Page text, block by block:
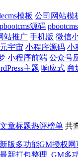
模板 公司网站模
pbootcms源码
站推广 手机版 微信
元宇宙 小程序源码 小
小程序前端 公众号
主题 响应式 商
文章标题热评榜单 共